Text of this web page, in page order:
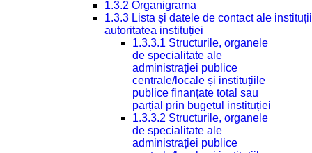
1.3.2 Organigrama
1.3.3 Lista și datele de contact ale
autoritatea instituției
1.3.3.1 Structurile, organele
de specialitate ale
administrației publice
centrale/locale și instituțiile
publice finanțate total sau
parțial prin bugetul instituției
1.3.3.2 Structurile, organele
de specialitate ale
administrației publice